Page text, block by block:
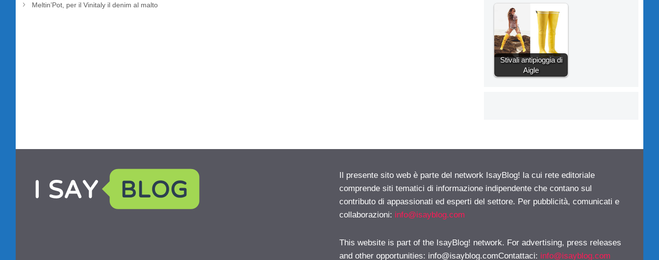
Meltin’Pot, per il Vinitaly il denim al malto
Stivali antipioggia di
Aigle
Il presente sito web è parte del network IsayBlog! la cui rete editoriale
comprende siti tematici di informazione indipendente che contano sul
contributo di appassionati ed esperti del settore. Per pubblicità, comunicati e
collaborazioni: info@isayblog.com
This website is part of the IsayBlog! network. For advertising, press releases
and other opportunities: info@isayblog.comContattaci: info@isayblog.com